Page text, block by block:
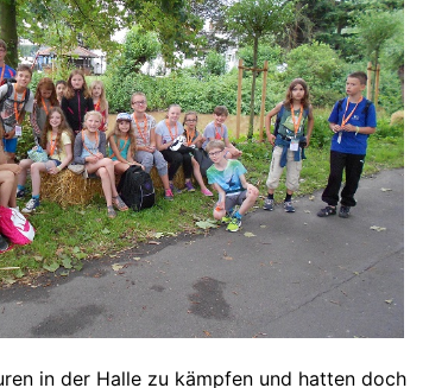
in der Halle zu kämpfen und hatten doch